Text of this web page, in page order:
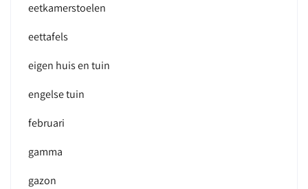
eetkamerstoelen
eettafels
eigen huis en tuin
engelse tuin
februari
gamma
gazon